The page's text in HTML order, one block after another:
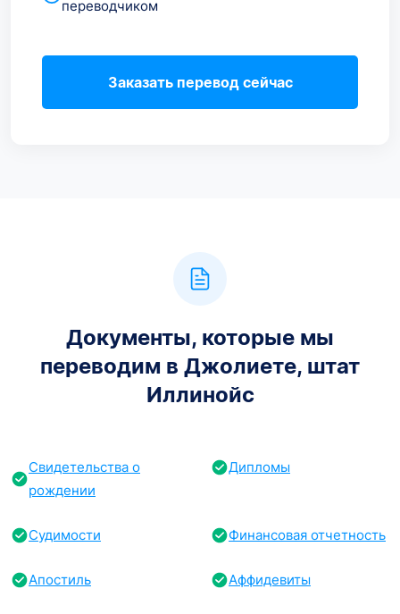
переводчиком
Заказать перевод сейчас
Документы, которые мы
переводим в Джолиете, штат
Иллинойс
Свидетельства о
рождении
Дипломы
Судимости Финансовая отчетность
Апостиль Аффидевиты